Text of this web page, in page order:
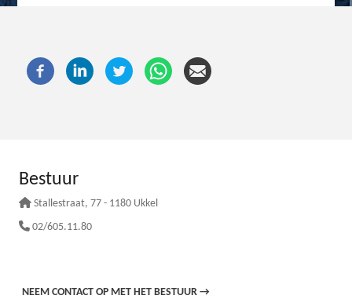
Bestuur
Stallestraat, 77 - 1180 Ukkel
02/605.11.80
NEEM CONTACT OP MET HET BESTUUR →